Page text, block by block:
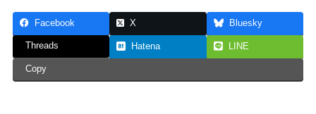
Facebook X Bluesky
Threads Hatena LINE
Copy